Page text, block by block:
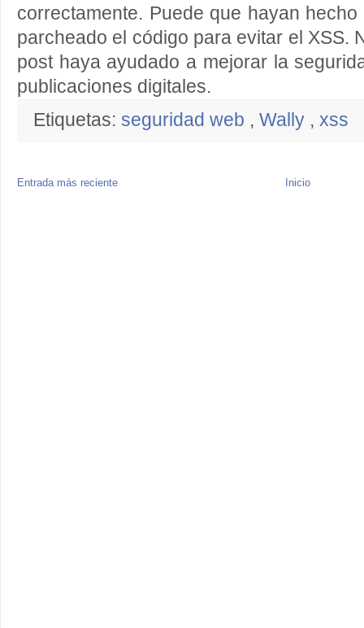
correctamente. Puede que hayan
parcheado el código para evitar el XSS.
post haya ayudado a mejorar la
publicaciones digitales.
Etiquetas: seguridad web , Wally , xss
Entrada más reciente Inicio